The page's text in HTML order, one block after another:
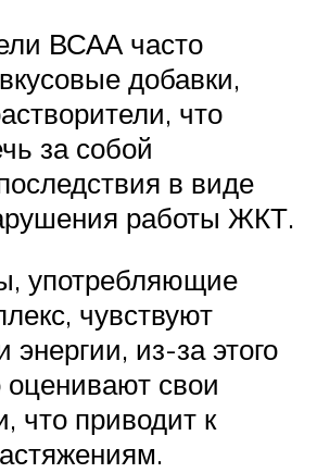
ВСАА часто
добавки,
что
за собой
в виде
работы ЖКТ.
употребляющие
чувствуют
энергии, из-за этого
оценивают свои
что приводит к